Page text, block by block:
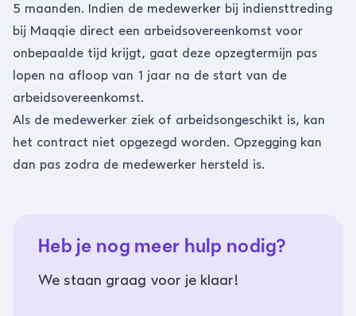
5 maanden. Indien de medewerker bij indiensttreding
bij Maqqie direct een arbeidsovereenkomst voor
onbepaalde tijd krijgt, gaat deze opzegtermijn pas
lopen na afloop van 1 jaar na de start van de
arbeidsovereenkomst.
Als de medewerker ziek of arbeidsongeschikt is, kan
het contract niet opgezegd worden. Opzegging kan
dan pas zodra de medewerker hersteld is.
Heb je nog meer hulp nodig?
We staan graag voor je klaar!